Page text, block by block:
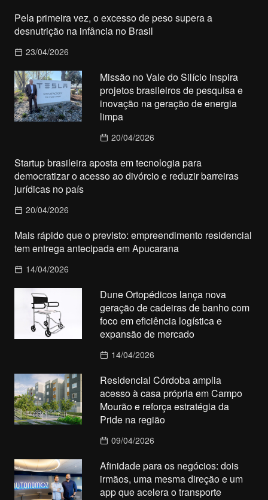
Pela primeira vez, o excesso de peso supera a
desnutrição na infância no Brasil
23/04/2026
Missão no Vale do Silício inspira
projetos brasileiros de pesquisa e
inovação na geração de energia
limpa
20/04/2026
Startup brasileira aposta em tecnologia para
democratizar o acesso ao divórcio e reduzir barreiras
jurídicas no país
20/04/2026
Mais rápido que o previsto: empreendimento residencial
tem entrega antecipada em Apucarana
14/04/2026
Dune Ortopédicos lança nova
geração de cadeiras de banho com
foco em eficiência logística e
expansão de mercado
14/04/2026
Residencial Córdoba amplia
acesso à casa própria em Campo
Mourão e reforça estratégia da
Pride na região
09/04/2026
Afinidade para os negócios: dois
irmãos, uma mesma direção e um
app que acelera o transporte